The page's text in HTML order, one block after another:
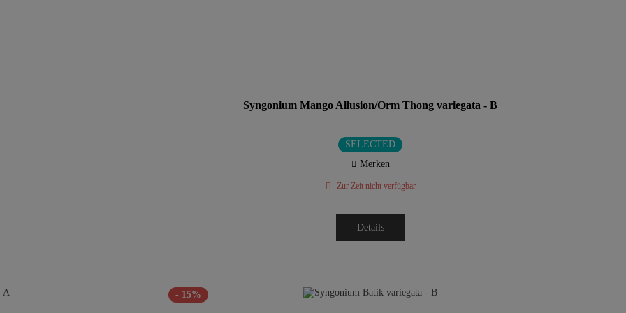
Syngonium Mango Allusion/Orm Thong variegata - B
SELECTED
Merken
Zur Zeit nicht verfügbar
Details
- 15%